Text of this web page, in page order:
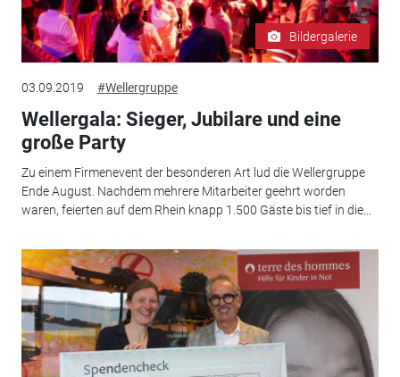
Bildergalerie
03.09.2019 #Wellergruppe
Wellergala: Sieger, Jubilare und eine
große Party
Zu einem Firmenevent der besonderen Art lud die Wellergruppe
Ende August. Nachdem mehrere Mitarbeiter geehrt worden
waren, feierten auf dem Rhein knapp 1.500 Gäste bis tief in die...